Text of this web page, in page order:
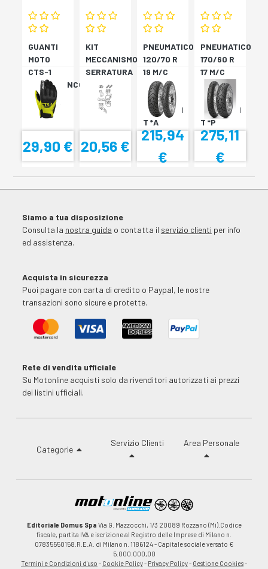
GUANTI
MOTO
CTS-1
NERO/BIANCO
29,90 €
KIT
MECCANISMO
SERRATURA
SH33
SH34
20,56 €
PNEUMATICO
120/70 R
19 M/C
60V TL
???
SCORPION
T *A
215,94
€
PNEUMATICO
170/60 R
17 M/C
72V
TL????
SCORPION
T *P
275,11
€
Siamo a tua disposizione
Consulta la nostra guida o contatta il servizio clienti per info
ed assistenza.
Acquista in sicurezza
Puoi pagare con carta di credito o Paypal, le nostre
transazioni sono sicure e protette.
Rete di vendita ufficiale
Su Motonline acquisti solo da rivenditori autorizzati ai prezzi
dei listini ufficiali.
Categorie
Servizio Clienti Area Personale
Editoriale Domus Spa Via G. Mazzocchi, 1/3 20089 Rozzano (Mi).Codice
fiscale, partita IVA e iscrizione al Registro delle Imprese di Milano n.
07835550158.R.E.A. di Milano n. 1186124 - Capitale sociale versato €
5.000.000,00
Termini e Condizioni d'uso - Cookie Policy- Privacy Policy- Gestione Cookies-